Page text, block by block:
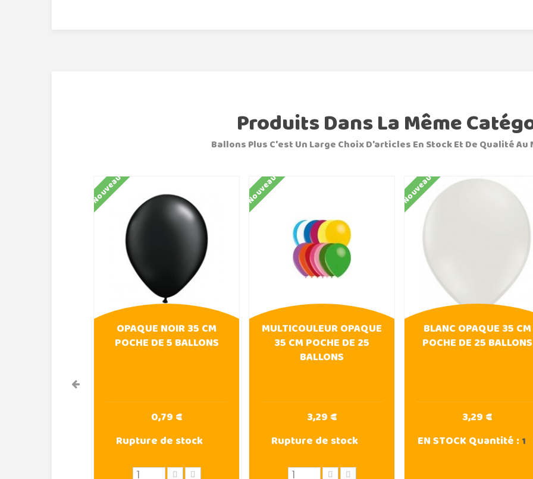
Produits Dans La Même
Ballons Plus C'est Un Large Choix D'articles En Stock Et De Qualité
Nouveau
OPAQUE NOIR 35 CM
POCHE DE 5 BALLONS
0,79 €
Rupture de stock
Nouveau
MULTICOULEUR OPAQUE
35 CM POCHE DE 25
BALLONS
3,29 €
Rupture de stock
Nouveau
BLANC OPAQUE 35 CM
POCHE DE 25 BALLONS
3,29 €
EN STOCKQuantité : 1